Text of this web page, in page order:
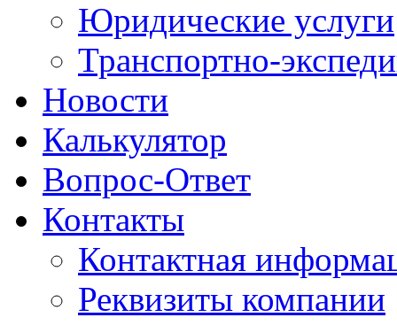
Юридические услуги
Транспортно-
Новости
Калькулятор
Вопрос-Ответ
Контакты
Контактная
Реквизиты компании